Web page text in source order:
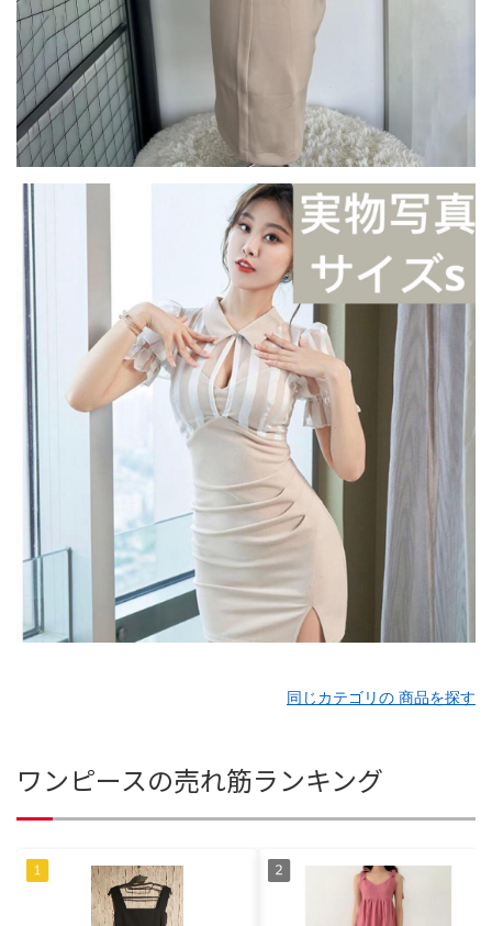
同じカテゴリの 商品を探す
ワンピースの売れ筋ランキング